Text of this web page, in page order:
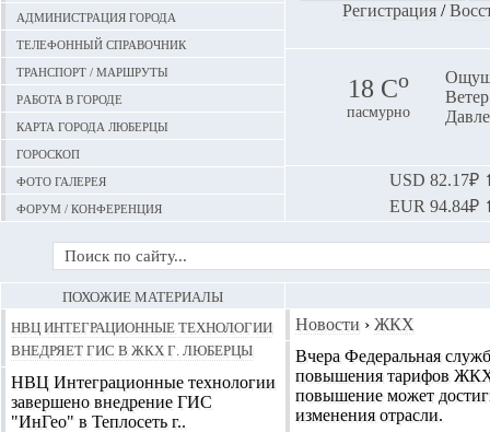
Администрация города
Телефонный справочник
Транспорт / маршруты
Работа в городе
Карта города Люберцы
Гороскоп
Фото галерея
Форум / конференция
Регистрация/
18 Сo
пасмурно
USD 82.17₽
EUR 94.84₽
Новости › ЖКХ
Вчера Федеральная
повышения тарифов ЖКХ
повышение может
изменения отрасли.
ПОХОЖИЕ МАТЕРИАЛЫ
НВЦ Интеграционные технологии
внедряет ГИС в ЖКХ г. Люберцы
НВЦ Интеграционные технологии
завершено внедрение ГИС
"ИнГео" в Теплосеть г..